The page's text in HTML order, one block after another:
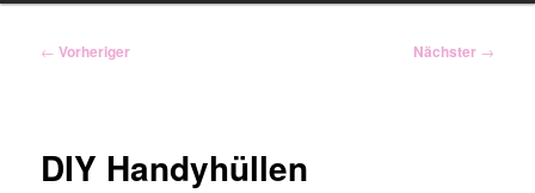
Beitragsnavigation
← Vorheriger Nächster →
DIY Handyhüllen